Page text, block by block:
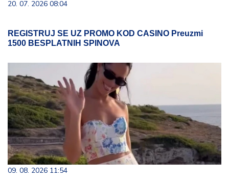
20. 07. 2026 08:04
REGISTRUJ SE UZ PROMO KOD CASINO Preuzmi
1500 BESPLATNIH SPINOVA
09. 08. 2026 11:54